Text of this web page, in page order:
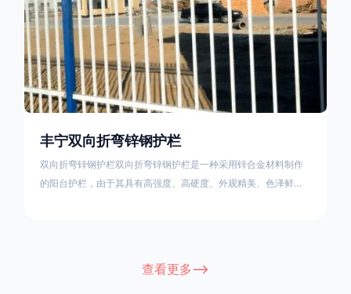
丰宁双向折弯锌钢护栏
双向折弯锌钢护栏双向折弯锌钢护栏是一种采用锌合金材料制作
的阳台护栏，由于其具有高强度、高硬度、外观精美、色泽鲜艳
或者咨询厂家客服以获取更准确的信息。
查看更多-->